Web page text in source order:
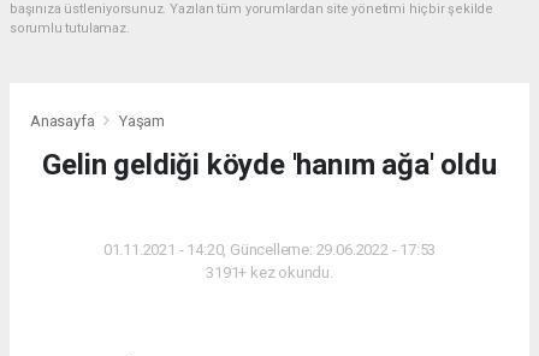
başınıza üstleniyorsunuz. Yazılan tüm yorumlardan site yönetimi hiçbir şekilde
sorumlu tutulamaz.
Anasayfa Yaşam
Gelin geldiği köyde 'hanım ağa' oldu
01.11.2021 - 14:20, Güncelleme: 29.06.2022 - 17:53
3191+ kez okundu.